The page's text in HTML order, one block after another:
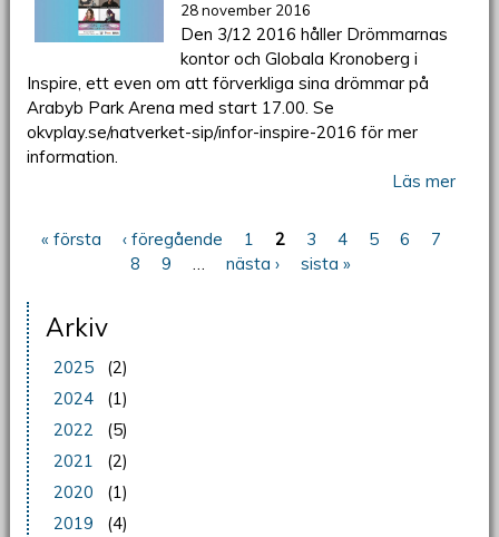
28 november 2016
Den 3/12 2016 håller Drömmarnas
kontor och Globala Kronoberg i
Inspire, ett even om att förverkliga sina drömmar på
Arabyb Park Arena med start 17.00. Se
okvplay.se/natverket-sip/infor-inspire-2016 för mer
information.
Läs mer
Sidor
« första ‹ föregående 1 2 3 4 5 6
7
8
9 … nästa › sista »
Arkiv
2025
(2)
2024
(1)
2022
(5)
2021
(2)
2020
(1)
2019
(4)